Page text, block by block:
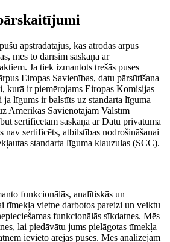
apstrādātājus, kas atrodas ārpus
mēs to darīsim saskaņā ar
Ja tiek izmantots trešās puses
Eiropas Savienības, datu pārsūtīšana
kurā ir piemērojams Eiropas Komisijas
līgums ir balstīts uz standarta līguma
Amerikas Savienotajām Valstīm
sertificētam saskaņā ar Datu privātuma
nav sertificēts, atbilstības nodrošināšanai
standarta līguma klauzulas (SCC).
funkcionālās, analītiskās un
tīmekļa vietne darbotos pareizi un veiktu
funkcionālās sīkdatnes. Mēs
lai piedāvātu jums pielāgotas tīmekļa
ievieto ārējās puses. Mēs analizējam